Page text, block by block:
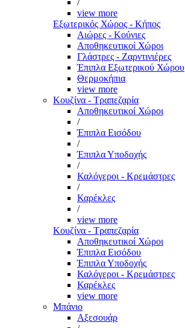
/
view more
Εξωτερικός Χώρος - Κήπος
Αιώρες - Κούνιες
Αποθηκευτικοί Χώροι
Γλάστρες - Ζαρντινιέρες
Έπιπλα Εξωτερικού Χώρου
Θερμοκήπια
view more
Κουζίνα - Τραπεζαρία
Αποθηκευτικοί Χώροι
/
Έπιπλα Εισόδου
/
Έπιπλα Υποδοχής
/
Καλόγεροι - Κρεμάστρες
/
Καρέκλες
/
view more
Κουζίνα - Τραπεζαρία
Αποθηκευτικοί Χώροι
Έπιπλα Εισόδου
Έπιπλα Υποδοχής
Καλόγεροι - Κρεμάστρες
Καρέκλες
view more
Μπάνιο
Αξεσουάρ